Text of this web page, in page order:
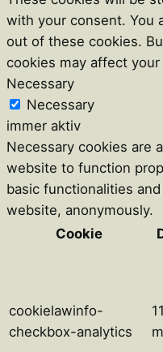
with your consent. You
out of these cookies.
cookies may affect
Necessary
Necessary
immer aktiv
Necessary cookies are
website to function
basic functionalities
website, anonymously.
Cookie
cookielawinfo-
checkbox-analytics
11